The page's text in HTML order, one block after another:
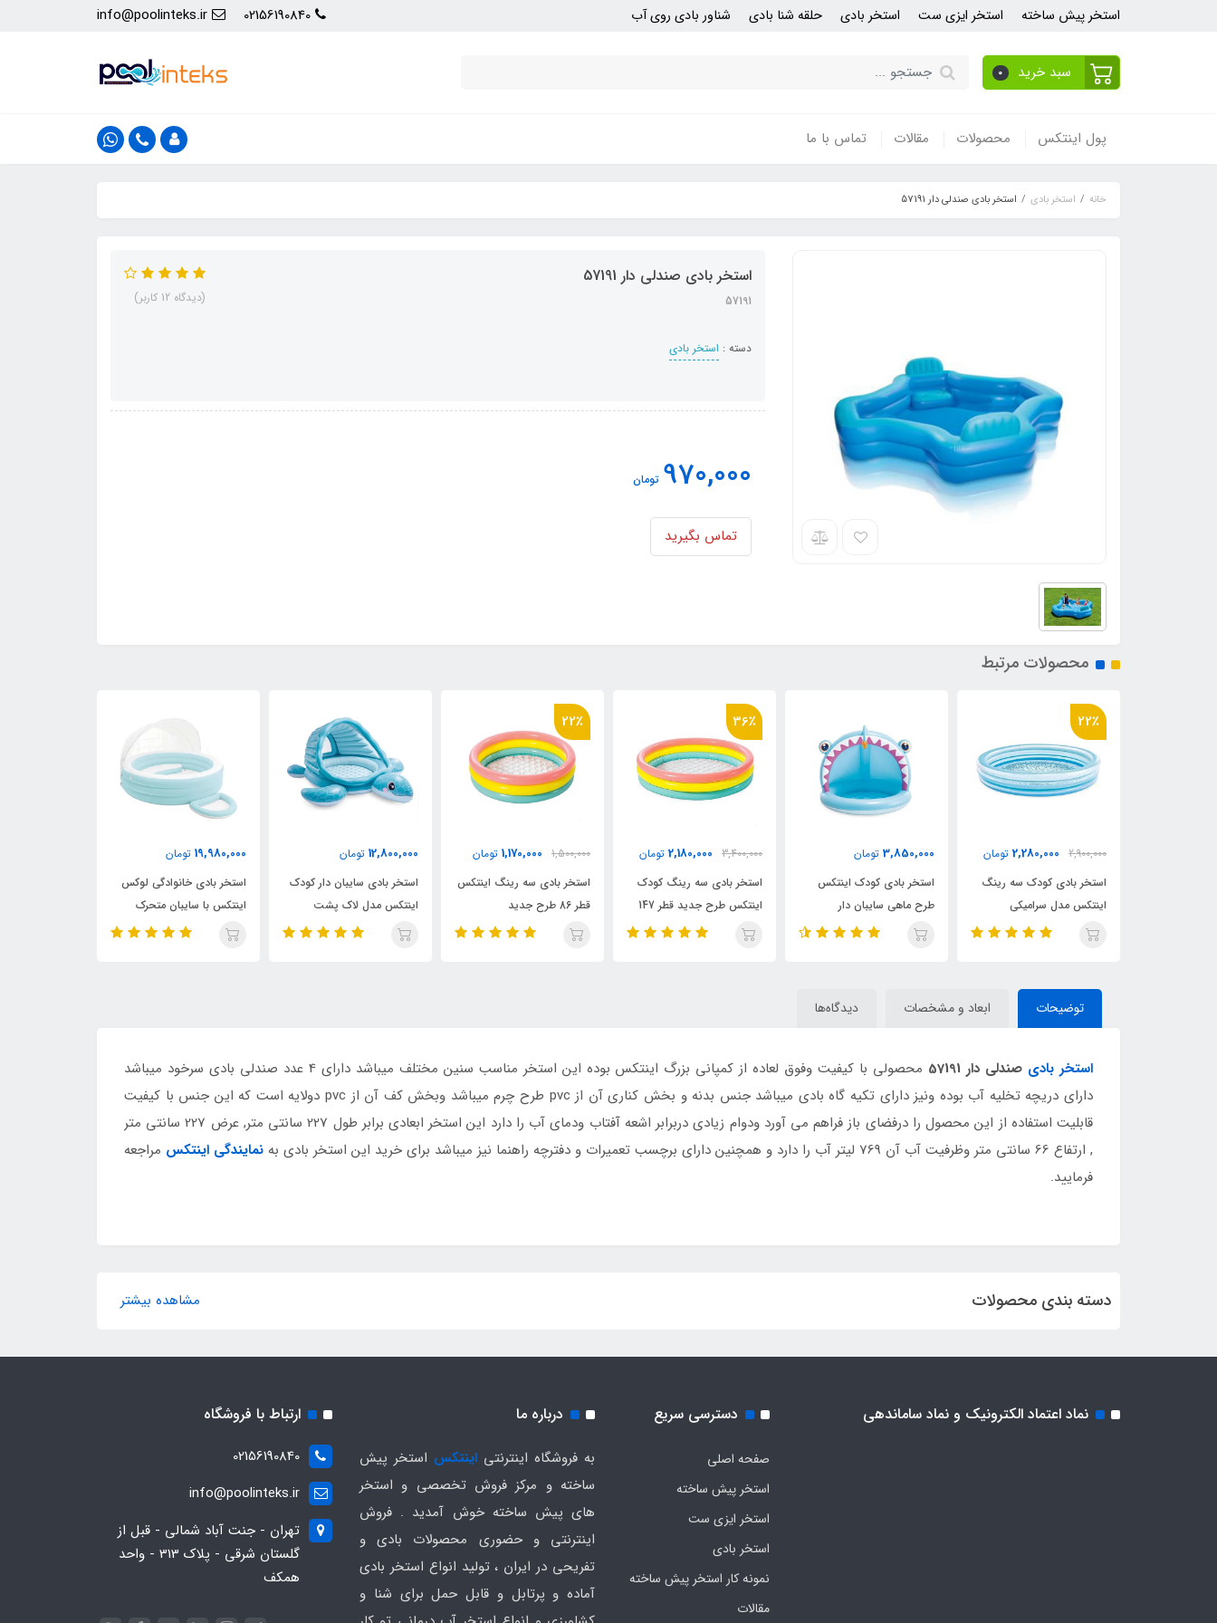
استخر پیش ساخته استخر ایزی ست استخر بادی حلقه شنا بادی شناور بادی روی آب 02156190840
info@poolinteks.ir
سبد خرید 0
پول اینتکس محصولات مقالات تماس با ما
خانه استخر بادی استخر بادی صندلی دار 57191
استخر بادی صندلی دار 57191
57191
دسته : استخر بادی
(دیدگاه 12 کاربر)
970,000 تومان
تماس بگیرید
محصولات مرتبط
22٪
2,900,000
2,280,000 تومان
استخر بادی کودک سه رینگ
اینتکس مدل سرامیکی
3,850,000 تومان
استخر بادی کودک اینتکس
طرح ماهی سایبان دار
36٪
3,400,000
2,180,000 تومان
استخر بادی سه رینگ کودک
اینتکس طرح جدید قطر 147
22٪
1,500,000
1,170,000 تومان
استخر بادی سه رینگ اینتکس
قطر 86 طرح جدید
12,800,000 تومان
استخر بادی سایبان دار کودک
اینتکس مدل لاک پشت
19,980,000 تومان
استخر بادی خانوادگی لوکس
اینتکس با سایبان متحرک
توضیحات ابعاد و مشخصات دیدگاه‌ها
استخر بادی صندلی دار 57191
محصولی با کیفیت وفوق لعاده از کمپانی بزرگ اینتکس بوده این استخر مناسب سنین مختلف میباشد دارای 4 عدد صندلی بادی سرخود میباشد
دارای دریچه تخلیه آب بوده ونیز دارای تکیه گاه بادی میباشد جنس بدنه و بخش کناری آن از pvc طرح چرم میباشد وبخش کف آن از pvc دولایه است که این جنس با کیفیت
قابلیت استفاده از این محصول را درفضای باز فراهم می آورد ودوام زیادی دربرابر اشعه آفتاب ودمای آب را دارد این استخر ابعادی برابر طول 227 سانتی متر, عرض 227 سانتی متر
, ارتفاع 66 سانتی متر وظرفیت آب آن 769 لیتر آب را دارد و همچنین دارای برچسب تعمیرات و دفترچه راهنما نیز میباشد برای خرید این استخر بادی به
نمایندگی اینتکس مراجعه
فرمایید.
دسته بندی محصولات مشاهده بیشتر
نماد اعتماد الکترونیک و نماد ساماندهی دسترسی سریع
صفحه اصلی
استخر پیش ساخته
استخر ایزی ست
استخر بادی
نمونه کار استخر پیش ساخته
مقالات
درباره ما
به فروشگاه اینترنتی اینتکس استخر پیش
ساخته و مرکز فروش تخصصی و استخر
های پیش ساخته خوش آمدید . فروش
اینترنتی و حضوری محصولات بادی و
تفریحی در ایران ، تولید انواع استخر بادی
آماده و پرتابل و قابل حمل برای شنا و
ارتباط با فروشگاه
02156190840
info@poolinteks.ir
تهران - جنت آباد شمالی - قبل از
گلستان شرقی - پلاک 313 - واحد
همکف